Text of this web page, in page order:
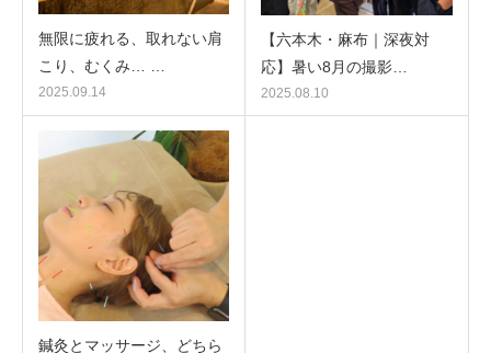
無限に疲れる、取れない肩
こり、むくみ… …
2025.09.14
【六本木・麻布｜深夜対
応】暑い8月の撮影…
2025.08.10
鍼灸とマッサージ、どちら